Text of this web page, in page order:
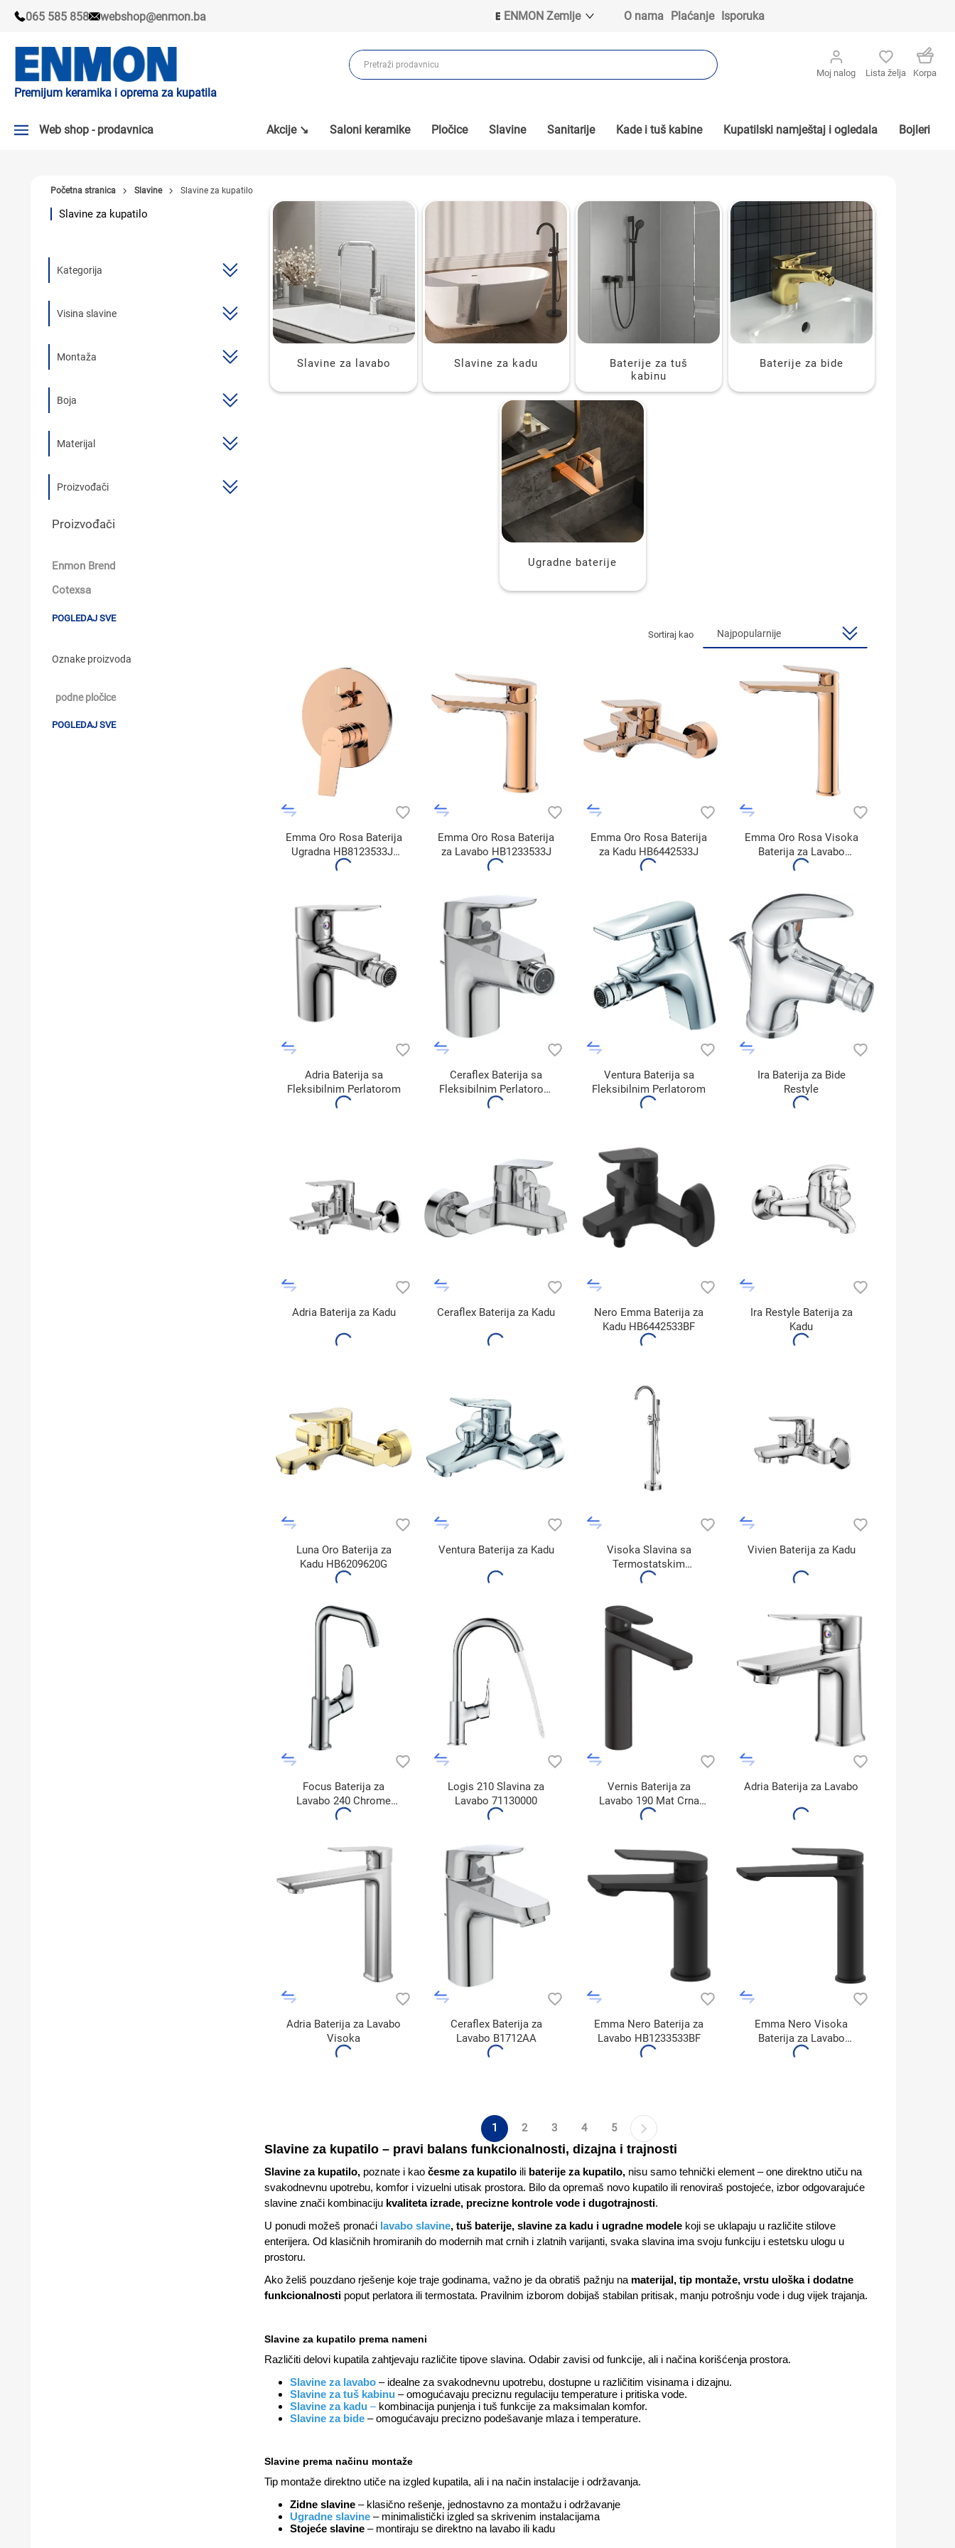
065 585 858 webshop@enmon.ba
ENMON Zemlje
ENMON BIH
ENMON MKD
O nama Plaćanje Isporuka
Premijum keramika i oprema za kupatila
Moj nalog Lista želja Korpa
Web shop - prodavnica
TUŠEVI
LAJSNE ZA PLOČICE
ODVOD VODE
Akcije ↘ Saloni keramike Pločice Slavine Sanitarije Kade i tuš kabine Kupatilski namještaj i ogledala Bojleri
Početna stranica Slavine Slavine za kupatilo
Slavine za kupatilo
Slavine za lavabo Slavine za kadu
Baterije za tuš
kabinu
Baterije za bide
Ugradne baterije
Sortiraj kao
Emma Oro Rosa Baterija
Ugradna HB8123533J-
F505
Emma Oro Rosa Baterija
za Lavabo HB1233533J
Emma Oro Rosa Baterija
za Kadu HB6442533J
Emma Oro Rosa Visoka
Baterija za Lavabo
HB1442533J
Adria Baterija sa
Fleksibilnim Perlatorom
Ceraflex Baterija sa
Fleksibilnim Perlatorom
B1718AA
Ventura Baterija sa
Fleksibilnim Perlatorom
Ira Baterija za Bide
Restyle
Adria Baterija za Kadu Ceraflex Baterija za Kadu
Nero Emma Baterija za
Kadu HB6442533BF
Ira Restyle Baterija za
Kadu
Luna Oro Baterija za
Kadu HB6209620G
Ventura Baterija za Kadu
Visoka Slavina sa
Termostatskim
Mešačem 10302-303A
Vivien Baterija za Kadu
Focus Baterija za
Lavabo 240 Chrome
31609000
Logis 210 Slavina za
Lavabo 71130000
Vernis Baterija za
Lavabo 190 Mat Crna
71552670
Adria Baterija za Lavabo
Adria Baterija za Lavabo
Visoka
Ceraflex Baterija za
Lavabo B1712AA
Emma Nero Baterija za
Lavabo HB1233533BF
Emma Nero Visoka
Baterija za Lavabo
HB1442533BF
1 2 3 4 5
Slavine za kupatilo – pravi balans funkcionalnosti, dizajna i trajnosti
Slavine za kupatilo, poznate i kaočesme za kupatilo ili baterije za kupatilo,nisu samo tehnički element – one direktno utiču na
svakodnevnu upotrebu, komfor i vizuelni utisak prostora. Bilo da opremaš novo kupatilo ili renoviraš postojeće, izbor odgovarajuće
slavine znači kombinaciju kvaliteta izrade, precizne kontrole vode i dugotrajnosti.
U ponudi možeš pronaći lavabo slavine, tuš baterije, slavine za kadu i ugradne modelekoji se uklapaju u različite stilove
enterijera. Od klasičnih hromiranih do modernih mat crnih i zlatnih varijanti, svaka slavina ima svoju funkciju i estetsku ulogu u
prostoru.
Ako želiš pouzdano rješenje koje traje godinama, važno je da obratiš pažnju na materijal, tip montaže, vrstu uloška i dodatne
funkcionalnostipoput perlatora ili termostata. Pravilnim izborom dobijaš stabilan pritisak, manju potrošnju vode i dug vijek trajanja.
Slavine za kupatilo prema nameni
Različiti delovi kupatila zahtjevaju različite tipove slavina. Odabir zavisi od funkcije, ali i načina korišćenja prostora.
Slavine za lavabo – idealne za svakodnevnu upotrebu, dostupne u različitim visinama i dizajnu.
Slavine za tuš kabinu – omogućavaju preciznu regulaciju temperature i pritiska vode.
Slavine za kadu –kombinacija punjenja i tuš funkcije za maksimalan komfor.
Slavine za bide – omogućavaju precizno podešavanje mlaza i temperature.
Slavine prema načinu montaže
Tip montaže direktno utiče na izgled kupatila, ali i na način instalacije i održavanja.
Zidne slavine– klasično rešenje, jednostavno za montažu i održavanje
Ugradne slavine– minimalistički izgled sa skrivenim instalacijama
Stojeće slavine– montiraju se direktno na lavabo ili kadu
Kategorija
Visina slavine
Montaža
Boja
Materijal
Proizvođači
Proizvođači
Enmon Brend
Cotexsa
POGLEDAJ SVE
Oznake proizvoda
podne pločice
POGLEDAJ SVE